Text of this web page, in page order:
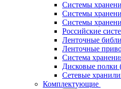
Системы
Системы
Системы
Российские
Ленточные
Ленточные
Система
Дисковые полки
Сетевые
Комплектующие